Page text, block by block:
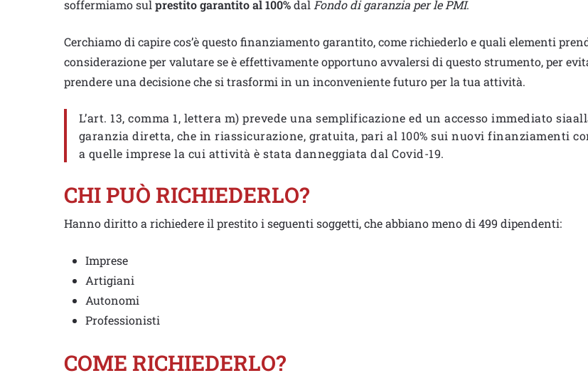
soffermiamo sulprestito garantito al 100%dalFondo di garanzia per le PMI.
Cerchiamo di capire cos’è questo finanziamento garantito, come richiederlo e quali elementi
considerazione per valutare se è effettivamente opportuno avvalersi di questo strumento, per
prendere una decisione che si trasformi in un inconveniente futuro per la tua attività.
L’art. 13, comma 1, lettera m) prevede una semplificazione ed un accesso immediato
garanzia diretta, che in riassicurazione, gratuita, pari al 100% sui nuovi finanziamenti
a quelle imprese la cui attività è stata danneggiata dal Covid-19.
CHI PUÒ RICHIEDERLO?
Hanno diritto a richiedere il prestito i seguenti soggetti, che abbiano meno di 499 dipendenti:
Imprese
Artigiani
Autonomi
Professionisti
COME RICHIEDERLO?